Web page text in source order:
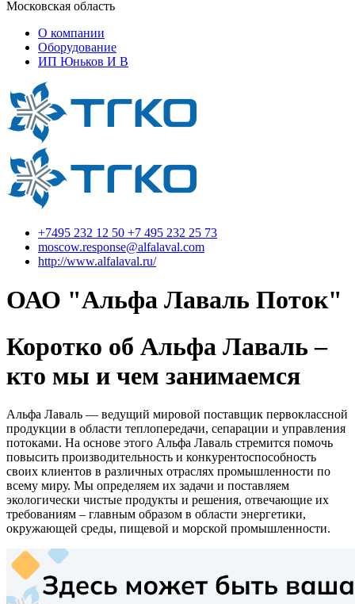
Московская область
О компании
Оборудование
ИП Юньков И В
+7495 232 12 50 +7 495 232 25 73
moscow.response@alfalaval.com
http://www.alfalaval.ru/
ОАО "Альфа Лаваль Поток"
Коротко об Альфа Лаваль –
кто мы и чем занимаемся
Альфа Лаваль — ведущий мировой поставщик первоклассной
продукции в области теплопередачи, сепарации и управления
потоками. На основе этого Альфа Лаваль стремится помочь
повысить производительность и конкурентоспособность
своих клиентов в различных отраслях промышленности по
всему миру. Мы определяем их задачи и поставляем
экологически чистые продукты и решения, отвечающие их
требованиям – главным образом в области энергетики,
окружающей среды, пищевой и морской промышленности.